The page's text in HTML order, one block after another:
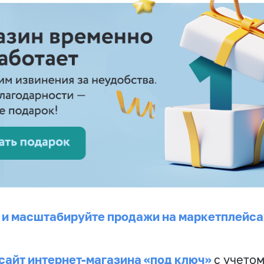
и масштабируйте продажи на
интернет-магазина «под ключ» с учетом